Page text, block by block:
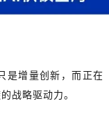
是增量创新，而正在
战略驱动力。